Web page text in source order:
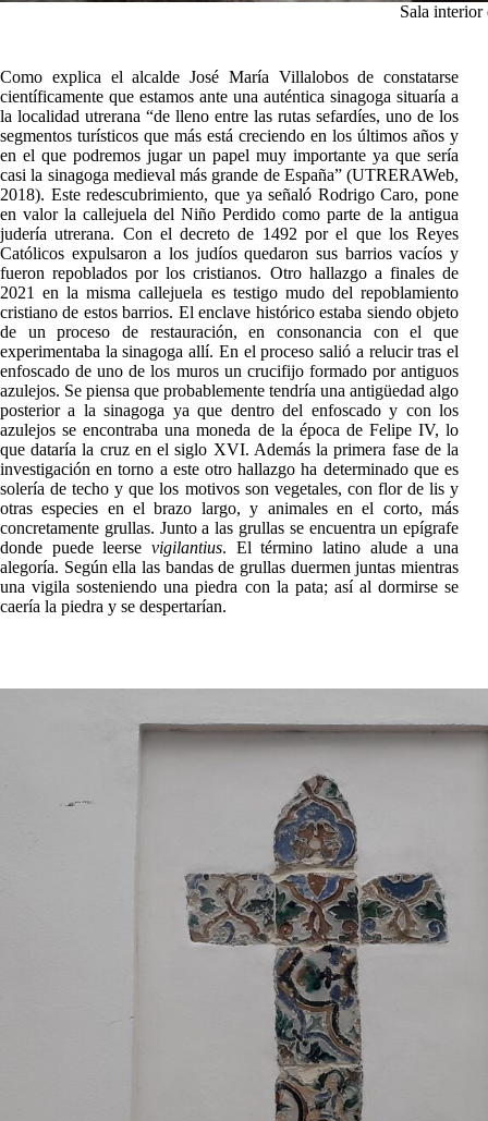
Sala
Como explica el alcalde José María Villalobos de constatarse
científicamente que estamos ante una auténtica sinagoga situaría a
la localidad utrerana “de lleno entre las rutas sefardíes, uno de los
segmentos turísticos que más está creciendo en los últimos años y
en el que podremos jugar un papel muy importante ya que sería
casi la sinagoga medieval más grande de España” (UTRERAWeb,
2018). Este redescubrimiento, que ya señaló Rodrigo Caro, pone
en valor la callejuela del Niño Perdido como parte de la antigua
judería utrerana. Con el decreto de 1492 por el que los Reyes
Católicos expulsaron a los judíos quedaron sus barrios vacíos y
fueron repoblados por los cristianos. Otro hallazgo a finales de
2021 en la misma callejuela es testigo mudo del repoblamiento
cristiano de estos barrios. El enclave histórico estaba siendo objeto
de un proceso de restauración, en consonancia con el que
experimentaba la sinagoga allí. En el proceso salió a relucir tras el
enfoscado de uno de los muros un crucifijo formado por antiguos
azulejos. Se piensa que probablemente tendría una antigüedad algo
posterior a la sinagoga ya que dentro del enfoscado y con los
azulejos se encontraba una moneda de la época de Felipe IV, lo
que dataría la cruz en el siglo XVI. Además la primera fase de la
investigación en torno a este otro hallazgo ha determinado que es
solería de techo y que los motivos son vegetales, con flor de lis y
otras especies en el brazo largo, y animales en el corto, más
concretamente grullas. Junto a las grullas se encuentra un epígrafe
donde puede leersevigilantius. El término latino alude a una
alegoría. Según ella las bandas de grullas duermen juntas mientras
una vigila sosteniendo una piedra con la pata; así al dormirse se
caería la piedra y se despertarían.